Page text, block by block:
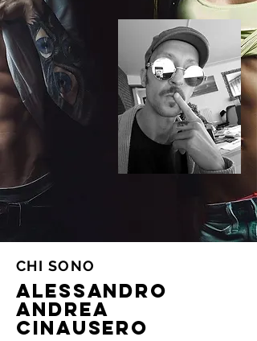
CHI SONO
ALESSANDRO
Andrea
Cinausero